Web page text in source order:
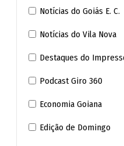
Turvânia
Turvelândia
Notícias do Goiás E. C.
Notícias do Vila Nova
Destaques do
Podcast Giro 360
Economia Goiana
Edição de Domingo